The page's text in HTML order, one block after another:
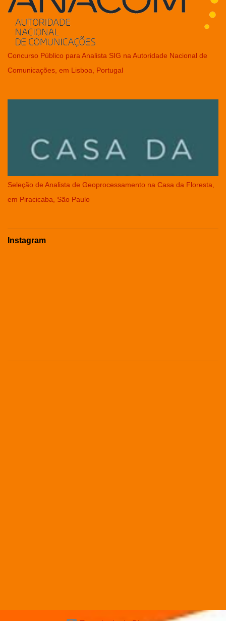
Concurso Público para Analista SIG na Autoridade Nacional de
Comunicações, em Lisboa, Portugal
Seleção de Analista de Geoprocessamento na Casa da Floresta,
em Piracicaba, São Paulo
Instagram